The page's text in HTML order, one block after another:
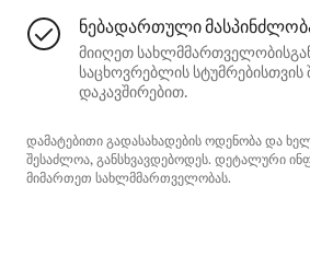
ნებადართული
მიიღეთ
საცხოვრებლის სტუმრებისთვის
დაკავშირებით.
დამატებითი გადასახადების ოდენობა და
შესაძლოა, განსხვავდებოდეს. დეტალური
მიმართეთ სახლმმართველობას.